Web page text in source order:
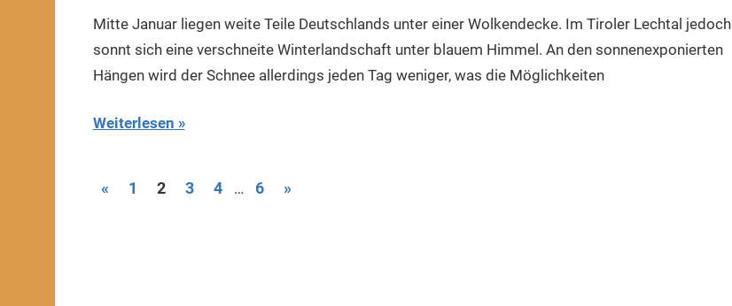
Januar
Mitte Januar liegen weite Teile Deutschlands unter einer Wolkendecke. Im Tiroler Lechtal jedoch
sonnt sich eine verschneite Winterlandschaft unter blauem Himmel. An den sonnenexponierten
Hängen wird der Schnee allerdings jeden Tag weniger, was die Möglichkeiten
Weiterlesen
Seitennummerierung
«Vorherige
1 2 3 4 … 6
Nächste
»